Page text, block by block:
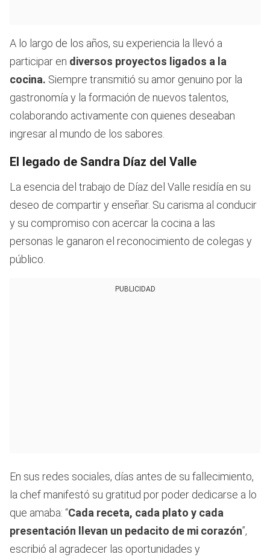
A lo largo de los años, su experiencia la llevó a
participar en diversos proyectos ligados a la
cocina. Siempre transmitió su amor genuino por la
gastronomía y la formación de nuevos talentos,
colaborando activamente con quienes deseaban
ingresar al mundo de los sabores.
El legado de Sandra Díaz del Valle
La esencia del trabajo de Díaz del Valle residía en su
deseo de compartir y enseñar. Su carisma al conducir
y su compromiso con acercar la cocina a las
personas le ganaron el reconocimiento de colegas y
público.
PUBLICIDAD
En sus redes sociales, días antes de su fallecimiento,
la chef manifestó su gratitud por poder dedicarse a lo
que amaba: “Cada receta, cada plato y cada
presentación llevan un pedacito de mi corazón”,
escribió al agradecer las oportunidades y